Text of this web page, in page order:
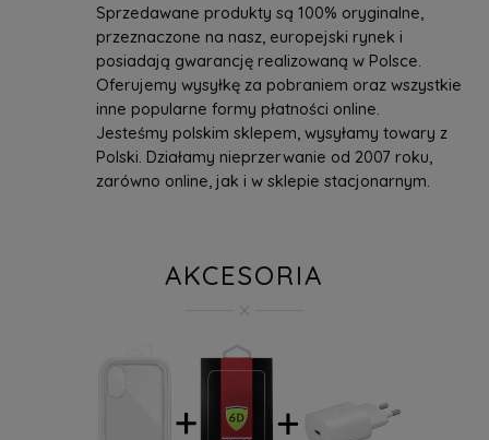
Sprzedawane produkty są 100% oryginalne,
przeznaczone na nasz, europejski rynek i
posiadają gwarancję realizowaną w Polsce.
Oferujemy wysyłkę za pobraniem oraz wszystkie
inne popularne formy płatności online.
Jesteśmy polskim sklepem, wysyłamy towary z
Polski. Działamy nieprzerwanie od 2007 roku,
zarówno online, jak i w sklepie stacjonarnym.
AKCESORIA